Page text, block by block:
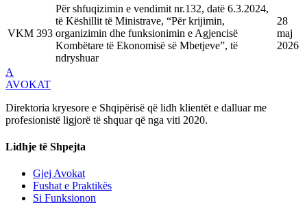
VKM 393
Për shfuqizimin e vendimit nr.132, datë 6.3.2024,
të Këshillit të Ministrave, “Për krijimin,
organizimin dhe funksionimin e Agjencisë
Kombëtare të Ekonomisë së Mbetjeve”, të
ndryshuar
28
maj
2026
A
AVOKAT
Direktoria kryesore e Shqipërisë që lidh klientët e dalluar me
profesionistë ligjorë të shquar që nga viti 2020.
Lidhje të Shpejta
Gjej Avokat
Fushat e Praktikës
Si Funksionon